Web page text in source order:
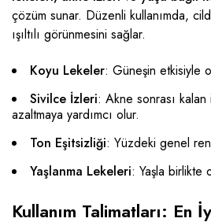
çözüm sunar. Düzenli kullanımda,
ışıltılı görünmesini sağlar.
Koyu Lekeler: Güneşin etkisiyle
Sivilce İzleri: Akne sonrası
azaltmaya yardımcı olur.
Ton Eşitsizliği: Yüzdeki genel
Yaşlanma Lekeleri: Yaşla birlikte
Kullanım Talimatları: En